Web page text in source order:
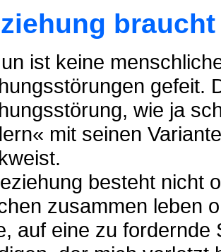
keine menschliche
gefeit.
wie ja
mit seinen
besteht nicht
zusammen leben
auf eine zu fordernde